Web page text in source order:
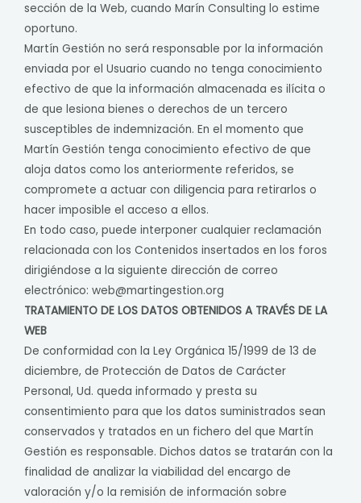
sección de la Web, cuando Marín Consulting lo estime
oportuno.
Martín Gestión no será responsable por la información
enviada por el Usuario cuando no tenga conocimiento
efectivo de que la información almacenada es ilícita o
de que lesiona bienes o derechos de un tercero
susceptibles de indemnización. En el momento que
Martín Gestión tenga conocimiento efectivo de que
aloja datos como los anteriormente referidos, se
compromete a actuar con diligencia para retirarlos o
hacer imposible el acceso a ellos.
En todo caso, puede interponer cualquier reclamación
relacionada con los Contenidos insertados en los foros
dirigiéndose a la siguiente dirección de correo
electrónico: web@martingestion.org
TRATAMIENTO DE LOS DATOS OBTENIDOS A TRAVÉS DE LA
WEB
De conformidad con la Ley Orgánica 15/1999 de 13 de
diciembre, de Protección de Datos de Carácter
Personal, Ud. queda informado y presta su
consentimiento para que los datos suministrados sean
conservados y tratados en un fichero del que Martín
Gestión es responsable. Dichos datos se tratarán con la
finalidad de analizar la viabilidad del encargo de
valoración y/o la remisión de información sobre